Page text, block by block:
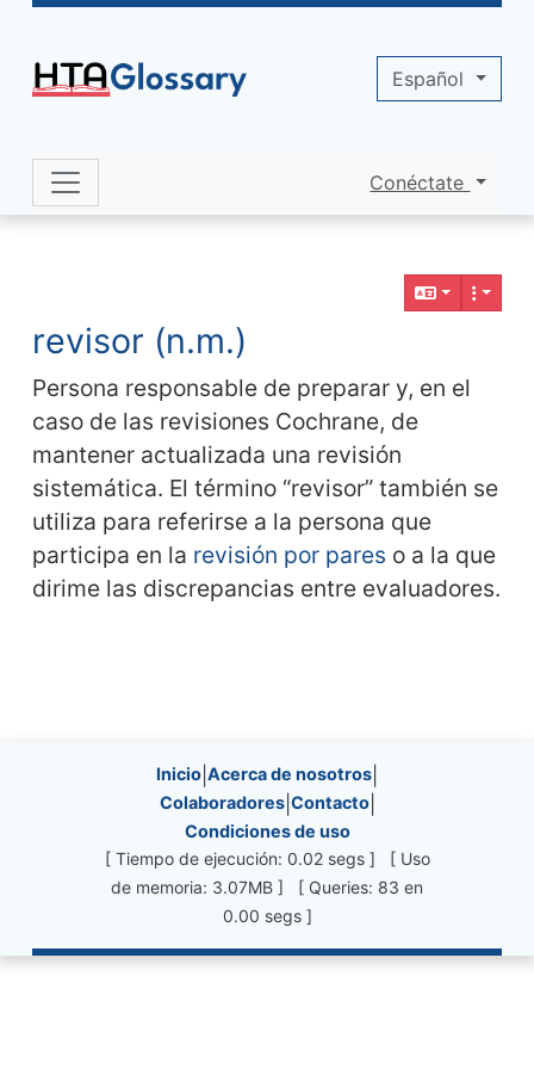
Navigation and related functionality
revisor (n.m.)
Persona responsable de preparar y, en el
caso de las revisiones Cochrane, de
mantener actualizada una revisión
sistemática. El término “revisor” también se
utiliza para referirse a la persona que
participa en la revisión por pares o a la que
dirime las discrepancias entre evaluadores.
Site information, links, etc.
Inicio Acerca de nosotros
Colaboradores| Contacto|
Condiciones de uso
[ Tiempo de ejecución: 0.02 segs ] [ Uso
de memoria: 3.07MB ] [ Queries: 83 en
0.00 segs ]
Site identity, navigation, etc.
Conéctate
Español